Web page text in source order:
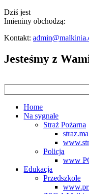
Dziś jest
Imieniny obchodzą:
Kontakt:
Jesteśmy z
Home
Na sygnale
Straż Pożarna
Policja
www
Edukacja
Przedszkole